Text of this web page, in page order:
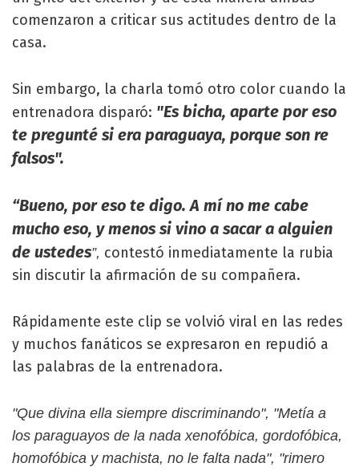
comenzaron a criticar sus actitudes dentro de la
casa.
Sin embargo, la charla tomó otro color cuando la
entrenadora disparó: "Es bicha, aparte por eso
te pregunté si era paraguaya, porque son re
falsos".
“Bueno, por eso te digo. A mí no me cabe
mucho eso, y menos si vino a sacar a alguien
de ustedes”, contestó inmediatamente la rubia
sin discutir la afirmación de su compañera.
Rápidamente este clip se volvió viral en las redes
y muchos fanáticos se expresaron en repudió a
las palabras de la entrenadora.
"Que divina ella siempre discriminando", "Metía a
los paraguayos de la nada xenofóbica, gordofóbica,
homofóbica y machista, no le falta nada", "rimero